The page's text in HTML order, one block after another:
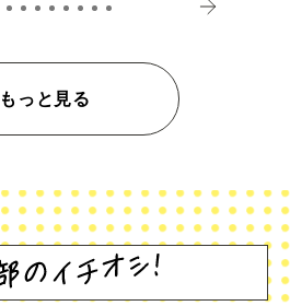
もっと見る